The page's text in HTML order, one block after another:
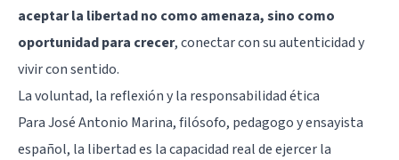
aceptar la libertad no como amenaza, sino como
oportunidad para crecer, conectar con su autenticidad y
vivir con sentido.
La voluntad, la reflexión y la responsabilidad ética
Para José Antonio Marina, filósofo, pedagogo y ensayista
español, la libertad es la capacidad real de ejercer la